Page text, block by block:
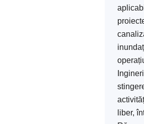
liber,